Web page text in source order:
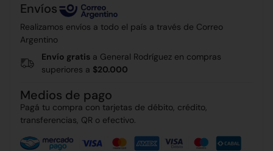
Envíos
Realizamos envíos a todo el país a través de Correo
Argentino
Envío gratis a General Rodríguez en compras
superiores a $20.000
Medios de pago
Pagá tu compra con tarjetas de débito, crédito,
transferencias, QR o efectivo.